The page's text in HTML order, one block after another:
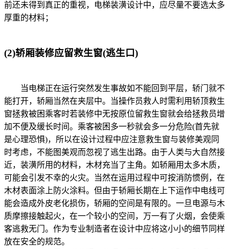
前还未得到真正的重视，电梯装潢设计中，应尽量不要选太多
厚重的材料；
(2)轿厢装修应留救生窗(逃生口)
当电梯正在运行突然发生事故如不能回到平层，轿门就不
能打开，轿厢当然在夹层中。当操作员救人时需利用轿顶救生
窗拯救被困乘客时若装修中无按原位留救生窗就会给拯救员增
加不便及缓长时间。乘客被困多一秒就会多一分危险(首先就
是心理恐惧)，所以在设计过程中应注意救生窗与装修美观同
时考虑，不能图美观而忽视了逃生出路。由于人类与大自然接
近，装潢所用的材料，木材充当了主角。如轿厢用太多木质，
可能会引发不幸的火灾。当然在运用过程中可按消防惯例，在
木材表面涂上防火涂料。但由于轿厢长期在上下运作中电线可
能会造成外皮老化损伤，轿厢的空间是有限的。一旦电源与木
质摩擦接触起火，在一个较小的空间，万一有了火烟，会使乘
客逃救无门。作为专业制造者在设计中应将这小小的细节同样
放在安全的规范。